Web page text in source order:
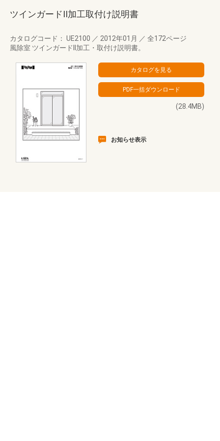
ツインガードII加工取付け説明書
カタログコード： UE2100 ／ 2012年01月 ／ 全172ページ
風除室 ツインガードII加工・取付け説明書。
(28.4MB)
お知らせ表示